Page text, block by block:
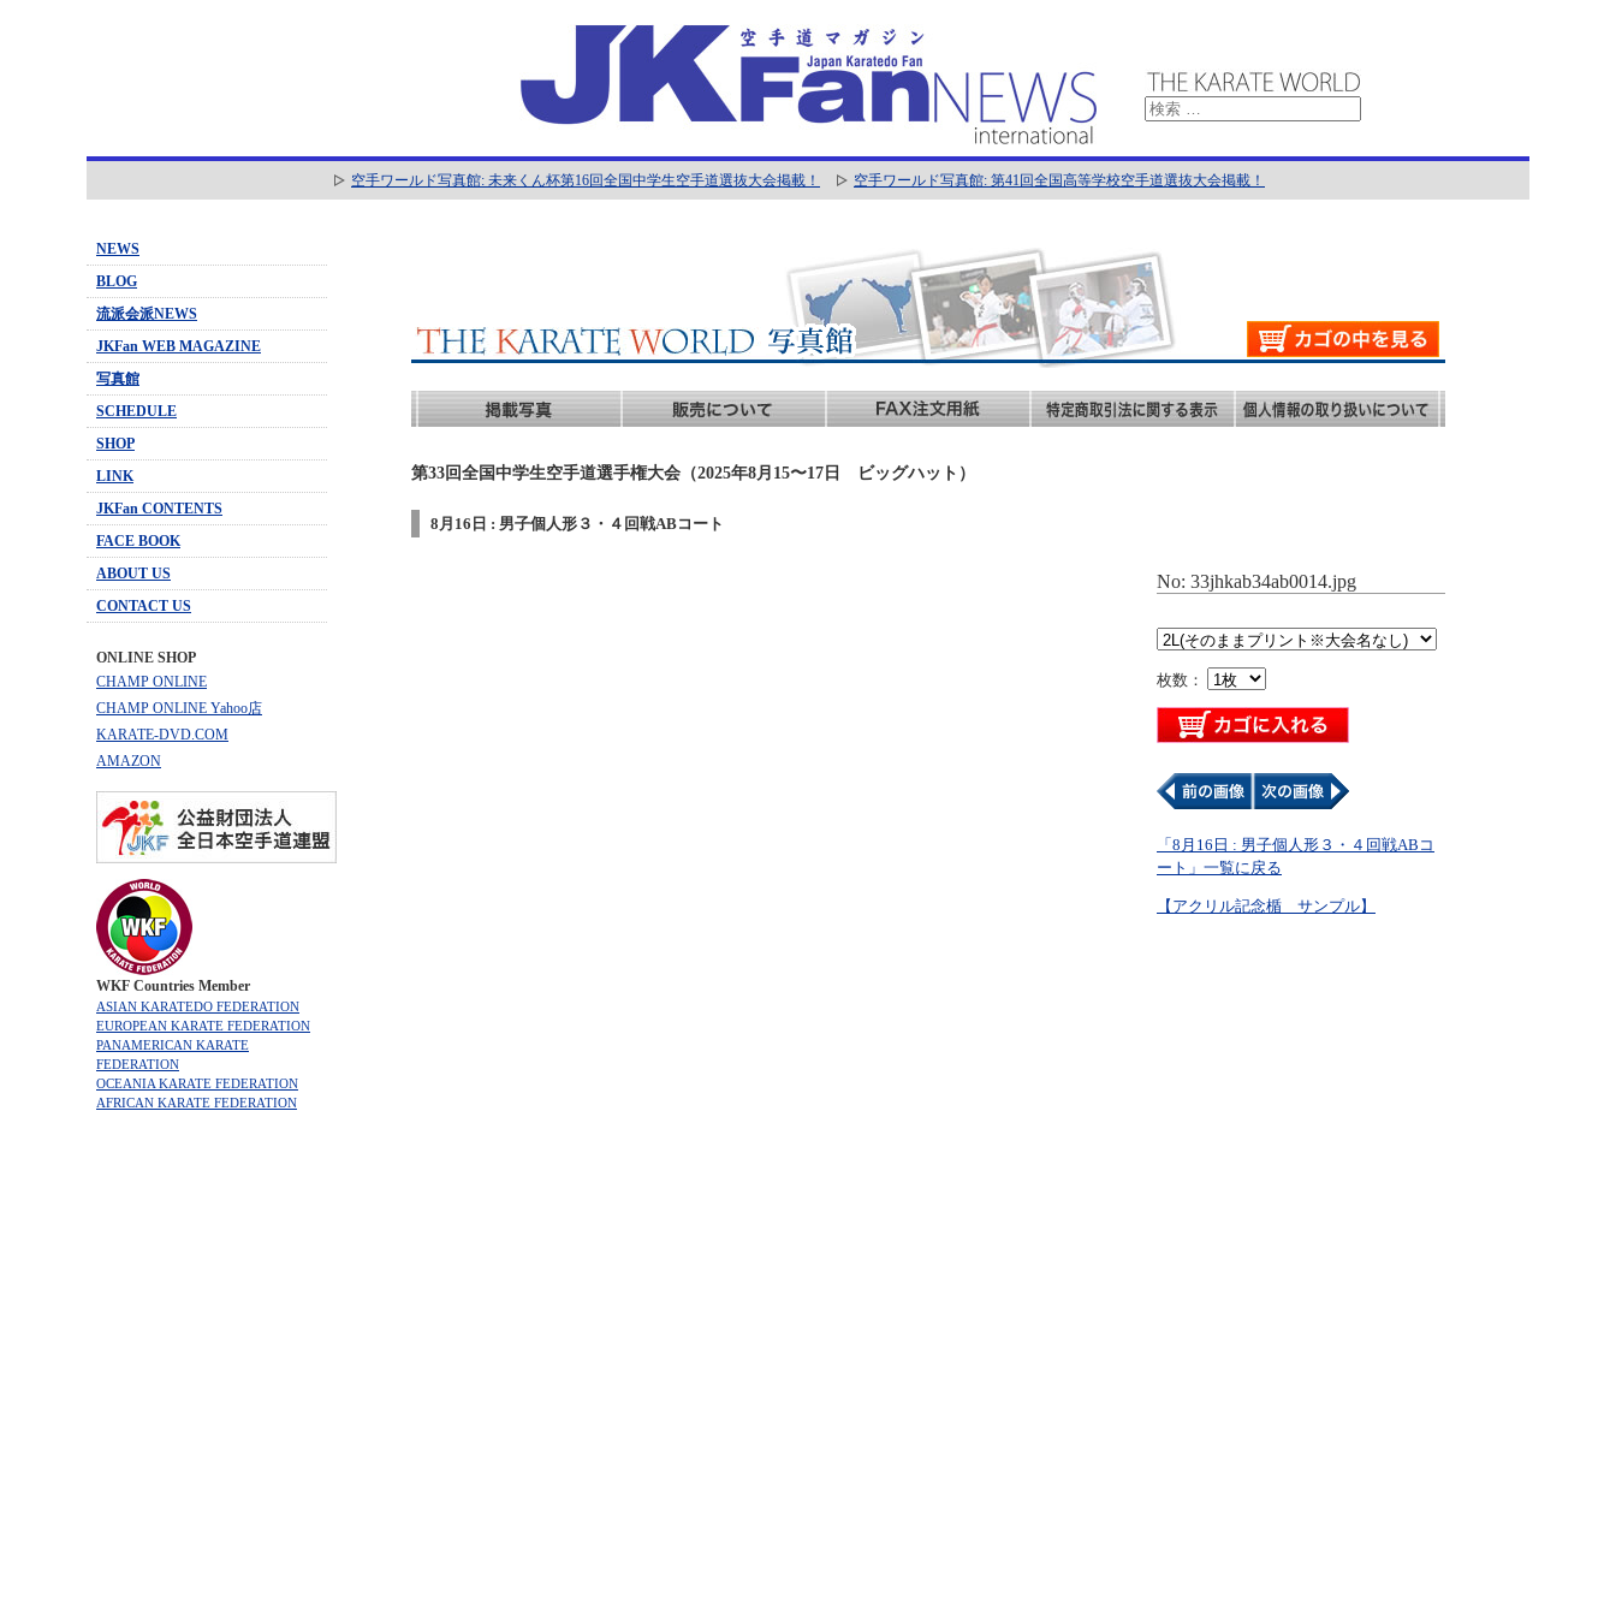
空手ワールド写真館: 未来くん杯第16回全国中学生空手道選抜大会掲載！ 空手ワールド写真館: 第41回全国高等学校空手道選抜大会掲載！
NEWS
BLOG
流派会派NEWS
JKFan WEB MAGAZINE
写真館
SCHEDULE
SHOP
LINK
JKFan CONTENTS
FACE BOOK
ABOUT US
CONTACT US
ONLINE SHOP
CHAMP ONLINE
CHAMP ONLINE Yahoo店
KARATE-DVD.COM
AMAZON
WKF Countries Member
ASIAN KARATEDO FEDERATION
EUROPEAN KARATE FEDERATION
PANAMERICAN KARATE
FEDERATION
OCEANIA KARATE FEDERATION
AFRICAN KARATE FEDERATION
第33回全国中学生空手道選手権大会（2025年8月15〜17日 ビッグハット）
8月16日 : 男子個人形３・４回戦ABコート
No: 33jhkab34ab0014.jpg
枚数：
「8月16日 : 男子個人形３・４回戦ABコ
ート」一覧に戻る
【アクリル記念楯 サンプル】